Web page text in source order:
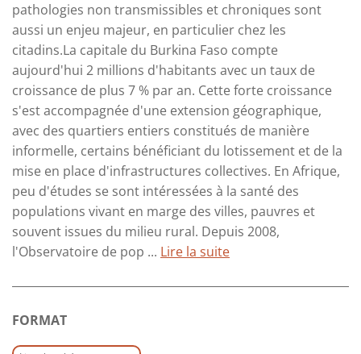
pathologies non transmissibles et chroniques sont
aussi un enjeu majeur, en particulier chez les
citadins.La capitale du Burkina Faso compte
aujourd'hui 2 millions d'habitants avec un taux de
croissance de plus 7 % par an. Cette forte croissance
s'est accompagnée d'une extension géographique,
avec des quartiers entiers constitués de manière
informelle, certains bénéficiant du lotissement et de la
mise en place d'infrastructures collectives. En Afrique,
peu d'études se sont intéressées à la santé des
populations vivant en marge des villes, pauvres et
souvent issues du milieu rural. Depuis 2008,
l'Observatoire de pop ... Lire la suite
FORMAT